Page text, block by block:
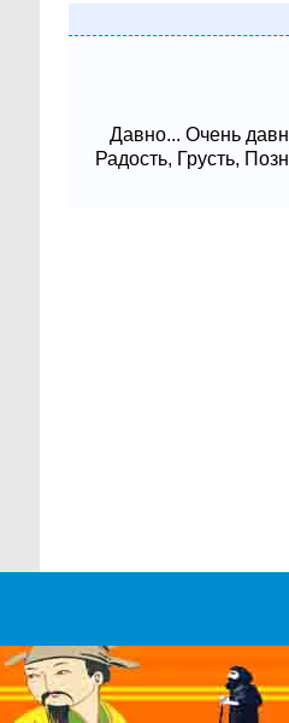
Давно... Очень
Радость, Грусть,